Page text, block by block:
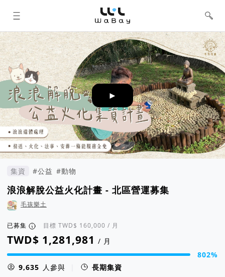
WaBay 挖貝 | 台灣最值得信賴的群眾
集資 / 群眾募資平台
►
集資 #公益 #動物
浪浪解脫公益火化計畫 - 北區營運募集
毛孩樂土
已募集 目標 / 月
/ 月
集資進度 802%
802%
人參與
長期集資